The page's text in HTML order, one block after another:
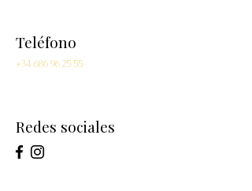
Teléfono
+34 686 96 25 55
Redes sociales